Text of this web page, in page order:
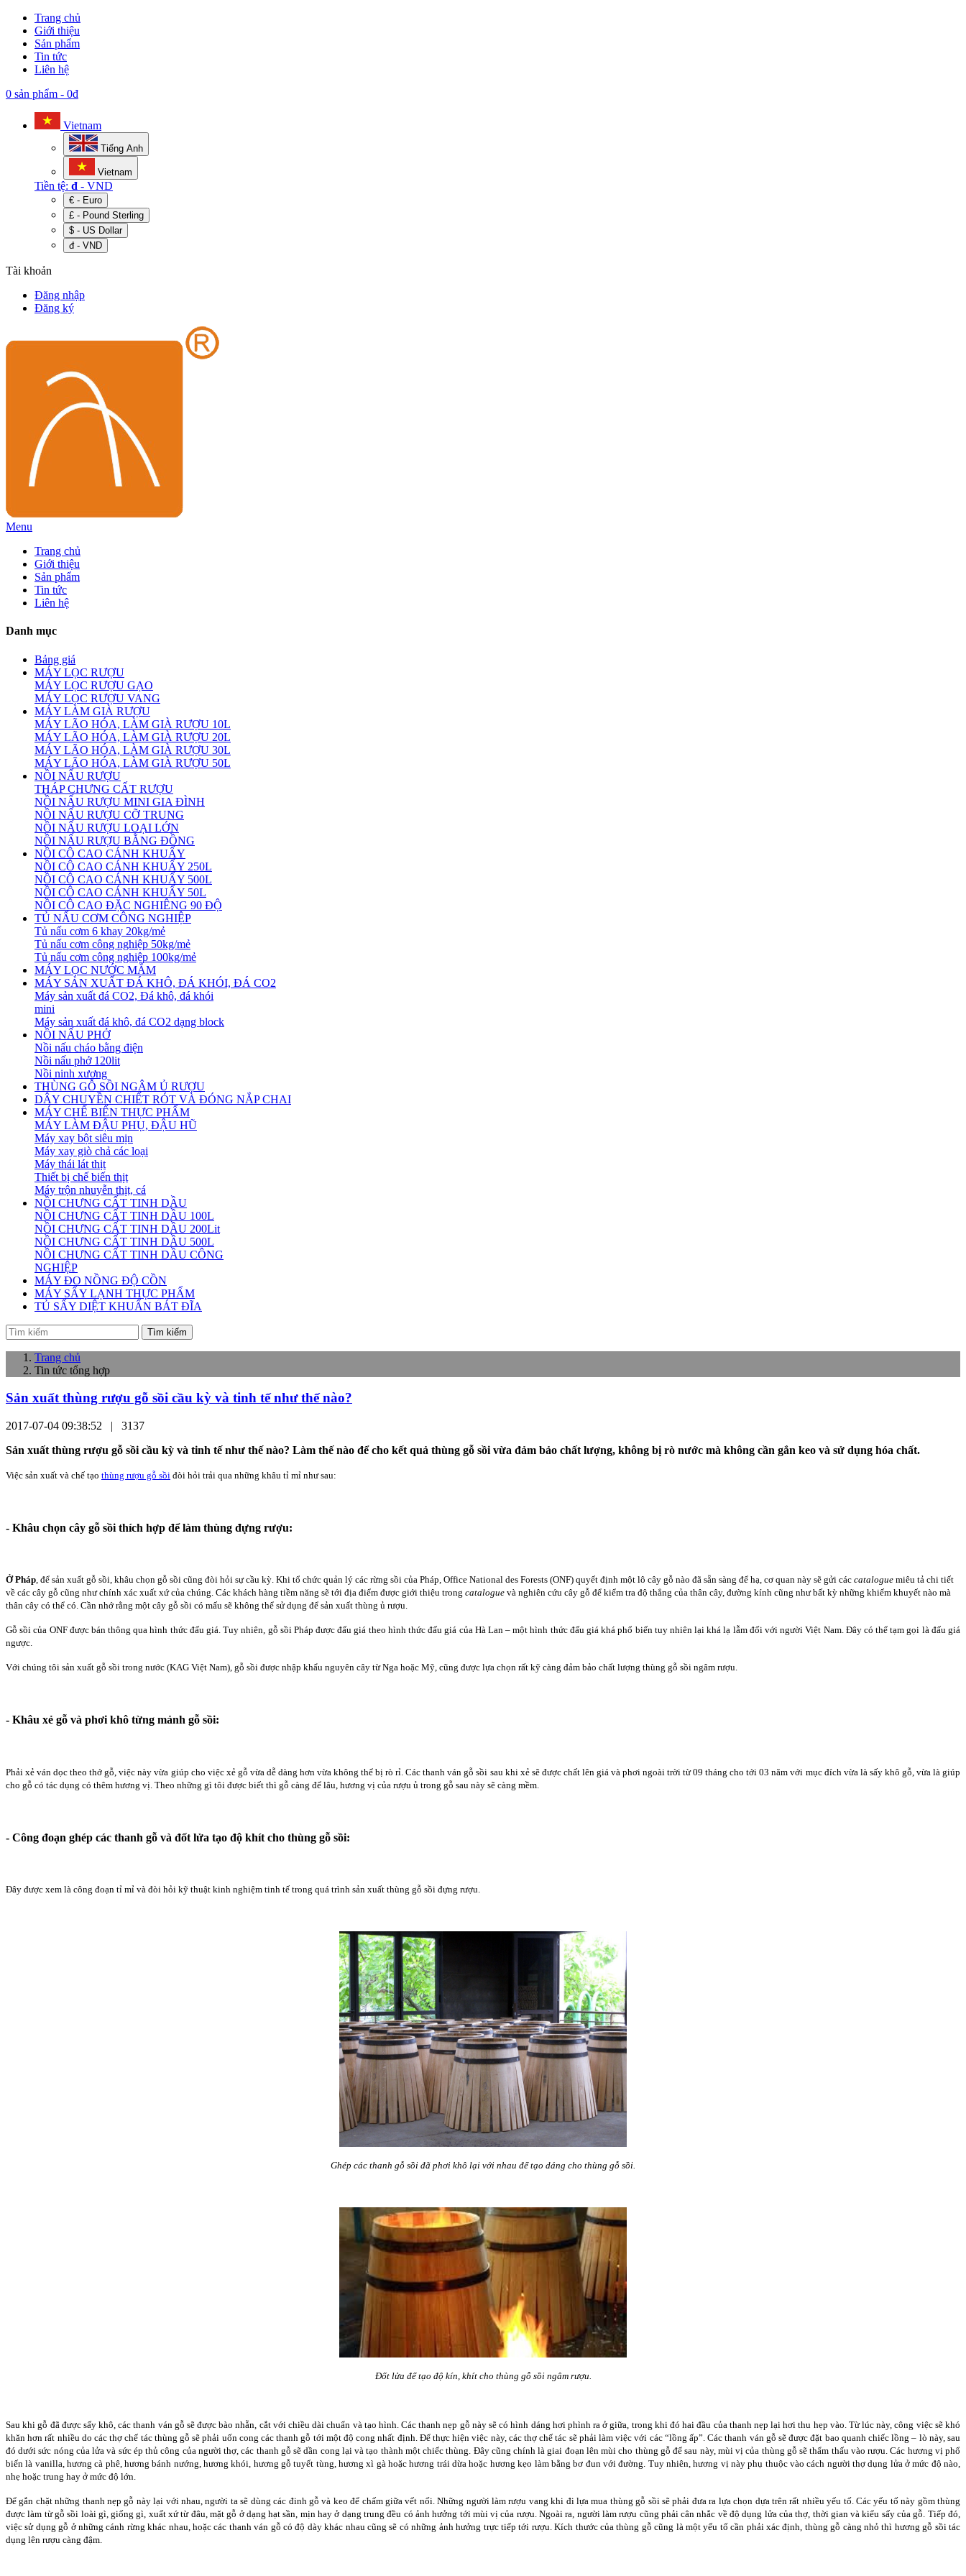
Trang chủ
Giới thiệu
Sản phẩm
Tin tức
Liên hệ
0 sản phẩm - 0đ
Vietnam
Tiếng Anh
Vietnam
Tiền tệ: đ - VND
€ - Euro
£ - Pound Sterling
$ - US Dollar
đ - VND
Tài khoản
Đăng nhập
Đăng ký
Menu
Trang chủ
Giới thiệu
Sản phẩm
Tin tức
Liên hệ
Danh mục
Bảng giá
MÁY LỌC RƯỢU
MÁY LỌC RƯỢU GẠO
MÁY LỌC RƯỢU VANG
MÁY LÀM GIÀ RƯỢU
MÁY LÃO HÓA, LÀM GIÀ RƯỢU 10L
MÁY LÃO HÓA, LÀM GIÀ RƯỢU 20L
MÁY LÃO HÓA, LÀM GIÀ RƯỢU 30L
MÁY LÃO HÓA, LÀM GIÀ RƯỢU 50L
NỒI NẤU RƯỢU
THÁP CHƯNG CẤT RƯỢU
NỒI NẤU RƯỢU MINI GIA ĐÌNH
NỒI NẤU RƯỢU CỠ TRUNG
NỒI NẤU RƯỢU LOẠI LỚN
NỒI NẤU RƯỢU BẰNG ĐỒNG
NỒI CÔ CAO CÁNH KHUẤY
NỒI CÔ CAO CÁNH KHUẤY 250L
NỒI CÔ CAO CÁNH KHUẤY 500L
NỒI CÔ CAO CÁNH KHUẤY 50L
NỒI CÔ CAO ĐẶC NGHIÊNG 90 ĐỘ
TỦ NẤU CƠM CÔNG NGHIỆP
Tủ nấu cơm 6 khay 20kg/mẻ
Tủ nấu cơm công nghiệp 50kg/mẻ
Tủ nấu cơm công nghiệp 100kg/mẻ
MÁY LỌC NƯỚC MẮM
MÁY SẢN XUẤT ĐÁ KHÔ, ĐÁ KHÓI, ĐÁ CO2
Máy sản xuất đá CO2, Đá khô, đá khói
mini
Máy sản xuất đá khô, đá CO2 dạng block
NỒI NẤU PHỞ
Nồi nấu cháo bằng điện
Nồi nấu phở 120lit
Nồi ninh xương
THÙNG GỖ SỒI NGÂM Ủ RƯỢU
DÂY CHUYỀN CHIẾT RÓT VÀ ĐÓNG NẮP CHAI
MÁY CHẾ BIẾN THỰC PHẨM
MÁY LÀM ĐẬU PHỤ, ĐẬU HŨ
Máy xay bột siêu mịn
Máy xay giò chả các loại
Máy thái lát thịt
Thiết bị chế biến thịt
Máy trộn nhuyễn thịt, cá
NỒI CHƯNG CẤT TINH DẦU
NỒI CHƯNG CẤT TINH DẦU 100L
NỒI CHƯNG CẤT TINH DẦU 200Lit
NỒI CHƯNG CẤT TINH DẦU 500L
NỒI CHƯNG CẤT TINH DẦU CÔNG
NGHIỆP
MÁY ĐO NỒNG ĐỘ CỒN
MÁY SẤY LẠNH THỰC PHẨM
TỦ SẤY DIỆT KHUẨN BÁT ĐĨA
Tìm kiếm
Trang chủ
Tin tức tổng hợp
Sản xuất thùng rượu gỗ sồi cầu kỳ và tinh tế như thế nào?
2017-07-04 09:38:52 | 3137
Sản xuất thùng rượu gỗ sồi cầu kỳ và tinh tế như thế nào? Làm thế nào để cho kết quả thùng gỗ sồi vừa đảm bảo chất lượng, không bị rò nước mà không cần gắn keo và sử dụng hóa chất.
Việc sản xuất và chế tạo thùng rượu gỗ sồi đòi hỏi trải qua những khâu tỉ mỉ như sau:
- Khâu chọn cây gỗ sồi thích hợp để làm thùng đựng rượu:
Ở Pháp, để sản xuất gỗ sồi, khâu chọn gỗ sồi cũng đòi hỏi sự cầu kỳ. Khi tổ chức quản lý các rừng sồi của Pháp, Office National des Forests (ONF) quyết định một lô cây gỗ nào đã sẵn sàng để hạ, cơ quan này sẽ gửi các catalogue miêu tả chi tiết
về các cây gỗ cũng như chính xác xuất xứ của chúng. Các khách hàng tiềm năng sẽ tới địa điểm được giới thiệu trong catalogue và nghiên cứu cây gỗ để kiểm tra độ thẳng của thân cây, đường kính cũng như bất kỳ những khiếm khuyết nào mà
thân cây có thể có. Cần nhớ rằng một cây gỗ sồi có mấu sẽ không thể sử dụng để sản xuất thùng ủ rượu.
Gỗ sồi của ONF được bán thông qua hình thức đấu giá. Tuy nhiên, gỗ sồi Pháp được đấu giá theo hình thức đấu giá của Hà Lan – một hình thức đấu giá khá phổ biến tuy nhiên lại khá lạ lẫm đối với người Việt Nam. Đây có thể tạm gọi là đấu giá
ngược.
Với chúng tôi sản xuất gỗ sồi trong nước (KAG Việt Nam), gỗ sồi được nhập khẩu nguyên cây từ Nga hoặc Mỹ, cũng được lựa chọn rất kỹ càng đảm bảo chất lượng thùng gỗ sồi ngâm rượu.
- Khâu xẻ gỗ và phơi khô từng mảnh gỗ sồi:
Phải xẻ ván dọc theo thớ gỗ, việc này vừa giúp cho việc xẻ gỗ vừa dễ dàng hơn vừa không thể bị rò rỉ. Các thanh ván gỗ sồi sau khi xẻ sẽ được chất lên giá và phơi ngoài trời từ 09 tháng cho tới 03 năm với mục đích vừa là sấy khô gỗ, vừa là giúp
cho gỗ có tác dụng có thêm hương vị. Theo những gì tôi được biết thì gỗ càng để lâu, hương vị của rượu ủ trong gỗ sau này sẽ càng mềm.
- Công đoạn ghép các thanh gỗ và đốt lửa tạo độ khít cho thùng gỗ sồi:
Đây được xem là công đoạn tỉ mỉ và đòi hỏi kỹ thuật kinh nghiệm tinh tế trong quá trình sản xuất thùng gỗ sồi đựng rượu.
Ghép các thanh gỗ sồi đã phơi khô lại với nhau để tạo dáng cho thùng gỗ sồi.
Đốt lửa để tạo độ kín, khít cho thùng gỗ sồi ngâm rượu.
Sau khi gỗ đã được sấy khô, các thanh ván gỗ sẽ được bào nhẵn, cắt với chiều dài chuẩn và tạo hình. Các thanh nẹp gỗ này sẽ có hình dáng hơi phình ra ở giữa, trong khi đó hai đầu của thanh nẹp lại hơi thu hẹp vào. Từ lúc này, công việc sẽ khó
khăn hơn rất nhiều do các thợ chế tác thùng gỗ sẽ phải uốn cong các thanh gỗ tới một độ cong nhất định. Để thực hiện việc này, các thợ chế tác sẽ phải làm việc với các “lồng ấp”. Các thanh ván gỗ sẽ được đặt bao quanh chiếc lồng – lò này, sau
đó dưới sức nóng của lửa và sức ép thủ công của người thợ, các thanh gỗ sẽ dần cong lại và tạo thành một chiếc thùng. Đây cũng chính là giai đoạn lên mùi cho thùng gỗ để sau này, mùi vị của thùng gỗ sẽ thẩm thấu vào rượu. Các hương vị phổ
biến là vanilla, hương cà phê, hương bánh nướng, hương khói, hương gỗ tuyết tùng, hương xì gà hoặc hương trái dừa hoặc hương kẹo làm bằng bơ đun với đường. Tuy nhiên, hương vị này phụ thuộc vào cách người thợ dụng lửa ở mức độ nào,
nhẹ hoặc trung hay ở mức độ lớn.
Để gắn chặt những thanh nẹp gỗ này lại với nhau, người ta sẽ dùng các đinh gỗ và keo để chấm giữa vết nối. Những người làm rượu vang khi đi lựa mua thùng gỗ sồi sẽ phải đưa ra lựa chọn dựa trên rất nhiều yếu tố. Các yếu tố này gồm thùng
được làm từ gỗ sồi loài gì, giống gì, xuất xứ từ đâu, mặt gỗ ở dạng hạt sần, mịn hay ở dạng trung đều có ảnh hưởng tới mùi vị của rượu. Ngoài ra, người làm rượu cũng phải cân nhắc về độ dụng lửa của thợ, thời gian và kiểu sấy của gỗ. Tiếp đó,
việc sử dụng gỗ ở những cánh rừng khác nhau, hoặc các thanh ván gỗ có độ dày khác nhau cũng sẽ có những ảnh hưởng trực tiếp tới rượu. Kích thước của thùng gỗ cũng là một yếu tố cần phải xác định, thùng gỗ càng nhỏ thì hương gỗ sồi tác
dụng lên rượu càng đậm.